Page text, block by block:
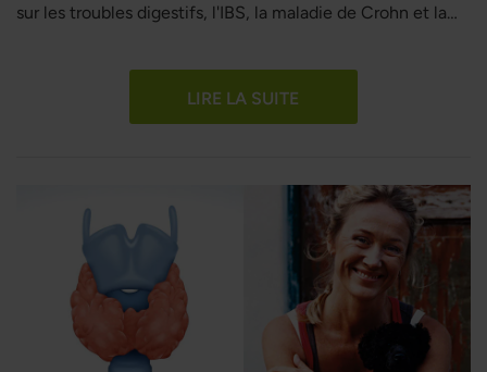
sur les troubles digestifs, l'IBS, la maladie de Crohn et la
l’équilibre de votre système digestif.
LIRE LA SUITE